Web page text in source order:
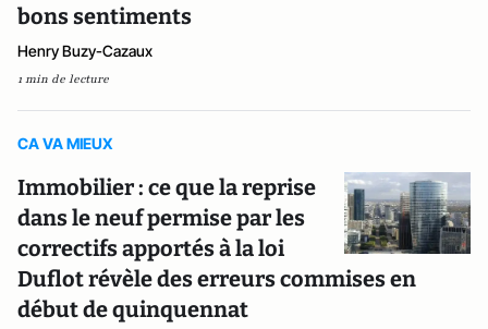
bons sentiments
Henry Buzy-Cazaux
1 min de lecture
CA VA MIEUX
Immobilier : ce que la reprise
dans le neuf permise par les
correctifs apportés à la loi
Duflot révèle des erreurs commises en
début de quinquennat